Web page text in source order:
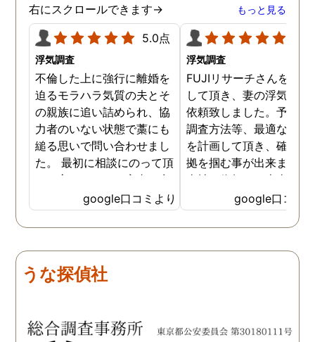
右にスクロールできます→ もっと見る
5.0点
浮気調査
不倫した上に強行に離婚を
迫るモラハラ気質の夫とそ
の親族に追い詰められ、協
力者のいない状態で藁にも
縋る思いで問い合わせまし
た。 最初に相談にのって頂
いた方も、とても率直に意
見を言っていただき、また
費用面も正直に答えていた
だき、私の望む結果を得る
言えないですが、それでも
少しでも低く抑えるアドバ
た。 調査も私の望む結果を
google口コミより
浮気調査
FUJIリサーチさんをご紹
して頂き、妻の浮気調査
依頼致しました。予算か
調査方法等、最適なやり
を計画して頂き、確実な
拠を掴む事が出来ました
当社に依頼して本当に良
ったと実感しております
依頼中にはいろいろな相
も聞いて頂き、救われる
謝しております。 私と
何かありましたらご相談
google口コミ
うな探偵社